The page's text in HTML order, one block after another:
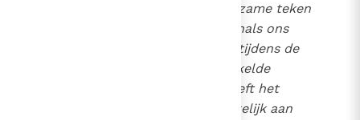
het water immers het werkzame teken
van de wedergeboorte: evenals ons
leven, voor onze geboorte, tijdens de
zwangerschap, zich ontwikkelde
omgeven door water, zo geeft het
water van het doopsel werkelijk aan